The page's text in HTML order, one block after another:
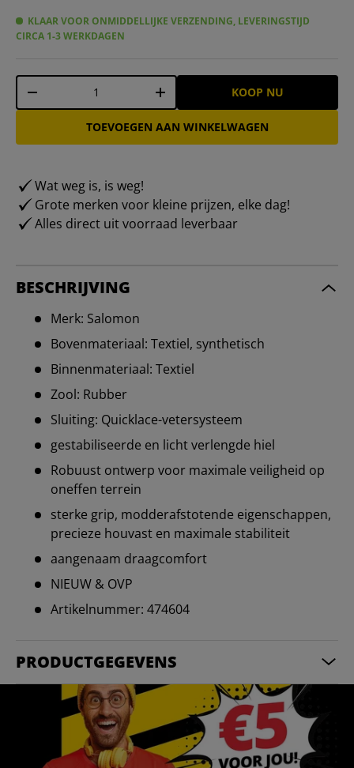
KLAAR VOOR ONMIDDELLIJKE VERZENDING, LEVERINGSTIJD
CIRCA 1-3 WERKDAGEN
Aantal
-
+ KOOP NU
TOEVOEGEN AAN WINKELWAGEN
Wat weg is, is weg!
Grote merken voor kleine prijzen, elke dag!
Alles direct uit voorraad leverbaar
BESCHRIJVING
Merk: Salomon
Bovenmateriaal: Textiel, synthetisch
Binnenmateriaal: Textiel
Zool: Rubber
Sluiting: Quicklace-vetersysteem
gestabiliseerde en licht verlengde hiel
Robuust ontwerp voor maximale veiligheid op
oneffen terrein
sterke grip, modderafstotende eigenschappen,
precieze houvast en maximale stabiliteit
aangenaam draagcomfort
NIEUW & OVP
Artikelnummer: 474604
PRODUCTGEGEVENS